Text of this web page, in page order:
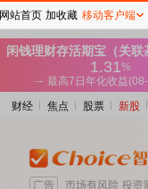
财经 焦点 股票 新股
网站首页 加收藏 移动客户端